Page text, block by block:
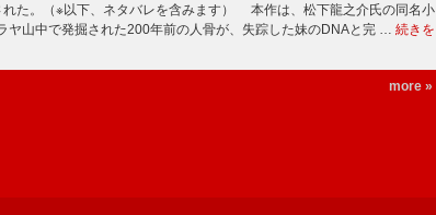
れた。（※以下、ネタバレを含みます） 本作は、松下龍之介氏の同名小
ヤ山中で発掘された200年前の人骨が、失踪した妹のDNAと完 … 続きを
more »